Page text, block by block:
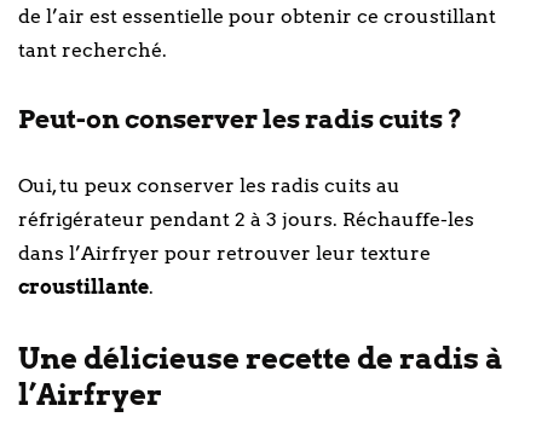
de l’air est essentielle pour obtenir ce croustillant
tant recherché.
Peut-on conserver les radis cuits ?
Oui, tu peux conserver les radis cuits au
réfrigérateur pendant 2 à 3 jours. Réchauffe-les
dans l’Airfryer pour retrouver leur texture
croustillante.
Une délicieuse recette de radis à
l’Airfryer